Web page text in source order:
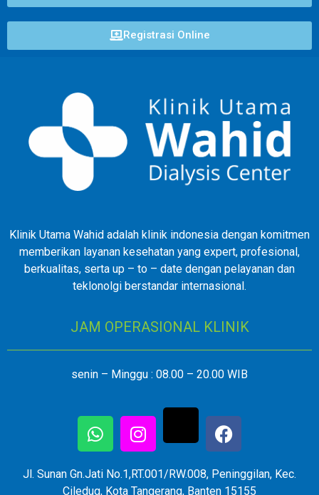
Registrasi Online
Klinik Utama Wahid adalah klinik indonesia dengan komitmen
memberikan layanan kesehatan yang expert, profesional,
berkualitas, serta up – to – date dengan pelayanan dan
teklonolgi berstandar internasional.
JAM OPERASIONAL KLINIK
senin – Minggu : 08.00 – 20.00 WIB
Jl. Sunan Gn.Jati No.1,RT.001/RW.008, Peninggilan, Kec.
Ciledug, Kota Tangerang, Banten 15155